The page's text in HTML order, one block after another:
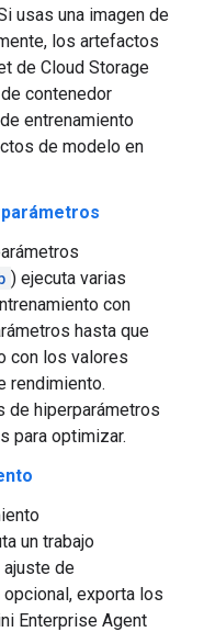
usas una imagen de
los artefactos
de Cloud Storage
contenedor
entrenamiento
de modelo en
) ejecuta varias
con
hasta que
con los valores
rendimiento.
de hiperparámetros
para optimizar.
un trabajo
ajuste de
exporta los
Enterprise Agent